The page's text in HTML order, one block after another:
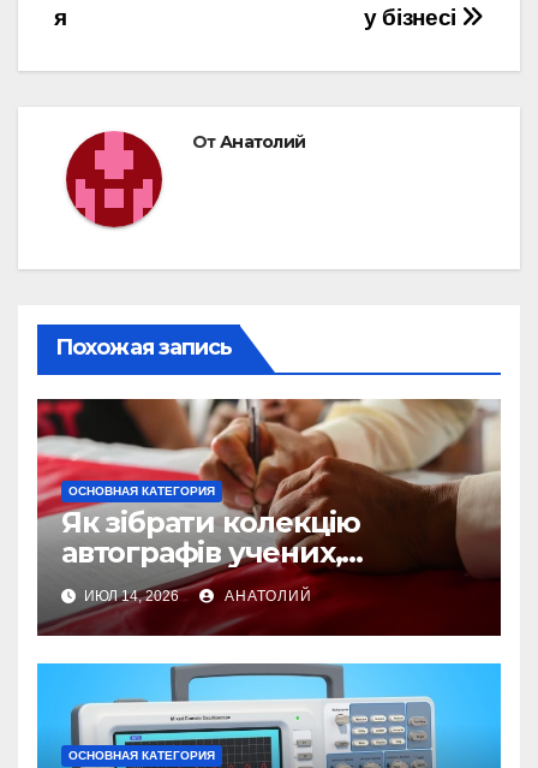
у бізнесі
я
ОтАнатолий
Похожая запись
ОСНОВНАЯ КАТЕГОРИЯ
Як зібрати колекцію
автографів учених,
винахідників та IT-
візіонерів
ИЮЛ 14, 2026 АНАТОЛИЙ
ОСНОВНАЯ КАТЕГОРИЯ